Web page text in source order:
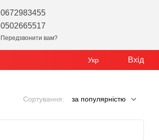
0672983455
0502665517
Передзвонити вам?
Укр Вхід
Сортування: за популярністю